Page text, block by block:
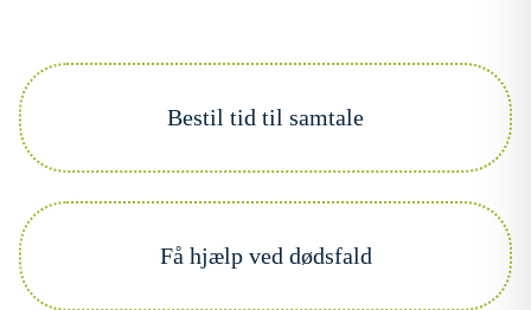
Bestil tid til samtale
Få hjælp ved dødsfald